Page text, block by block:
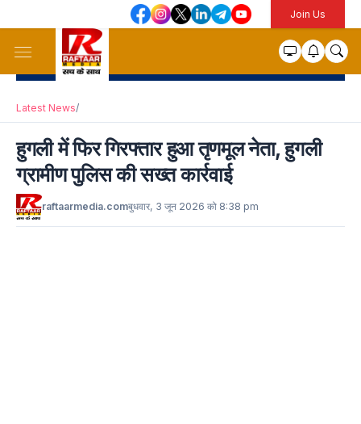
Join Us
Latest News/
हुगली में फिर गिरफ्तार हुआ तृणमूल नेता, हुगली
ग्रामीण पुलिस की सख्त कार्रवाई
raftaarmedia.comबुधवार, 3 जून 2026 को 8:38 pm